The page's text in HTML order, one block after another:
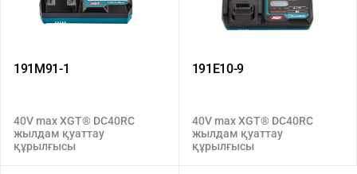
191M91-1
40V max XGT® DC40RC
жылдам қуаттау
құрылғысы
191E10-9
40V max XGT® DC40RC
жылдам қуаттау
құрылғысы